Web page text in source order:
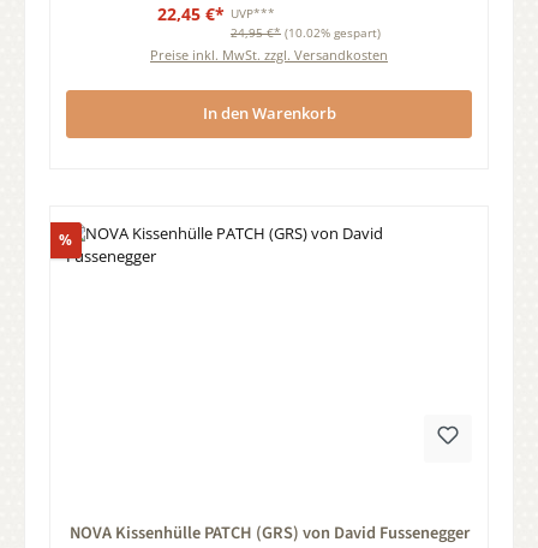
22,45 €* UVP***
24,95 €* (10.02% gespart)
Preise inkl. MwSt. zzgl. Versandkosten
In den Warenkorb
%Rabatt
NOVA Kissenhülle PATCH (GRS) von David Fussenegger